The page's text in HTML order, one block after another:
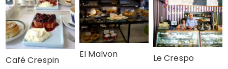
Café Crespin El Malvon Le Crespo